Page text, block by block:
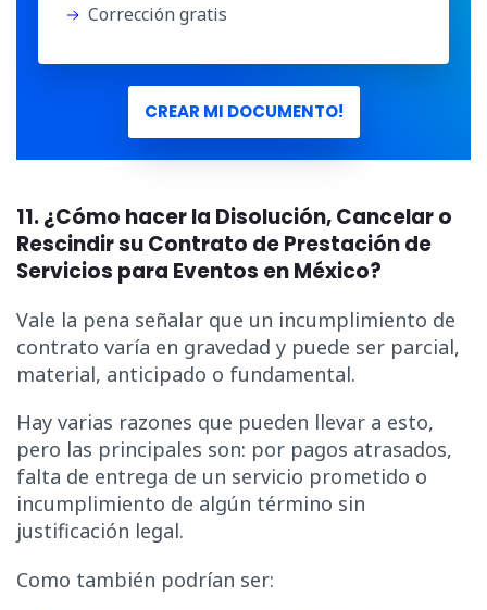
Corrección gratis
CREAR MI DOCUMENTO!
11. ¿Cómo hacer la Disolución, Cancelar o
Rescindir su Contrato de Prestación de
Servicios para Eventos en México?
Vale la pena señalar que un incumplimiento de
contrato varía en gravedad y puede ser parcial,
material, anticipado o fundamental.
Hay varias razones que pueden llevar a esto,
pero las principales son: por pagos atrasados,
falta de entrega de un servicio prometido o
incumplimiento de algún término sin
justificación legal.
Como también podrían ser: